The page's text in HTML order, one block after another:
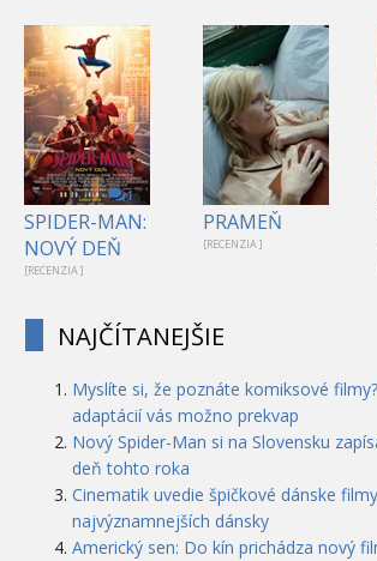
1
SPIDER-MAN:
NOVÝ DEŇ
[RECENZIA ]
PRAMEŇ
[RECENZIA ]
NAJČÍTANEJŠIE
Myslíte si, že poznáte komiksové
adaptácií vás možno prekvap
Nový Spider-Man si na Slovensku
deň tohto roka
Cinematik uvedie špičkové dánske
najvýznamnejších dánsky
Americký sen: Do kín prichádza nový